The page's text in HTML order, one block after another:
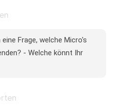
Frage, welche Micro's
- Welche könnt Ihr